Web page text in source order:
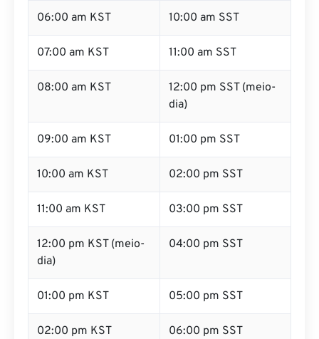
06:00 am KST 10:00 am SST
07:00 am KST 11:00 am SST
08:00 am KST
12:00 pm SST (meio-
dia)
09:00 am KST 01:00 pm SST
10:00 am KST 02:00 pm SST
11:00 am KST 03:00 pm SST
12:00 pm KST (meio-
dia)
04:00 pm SST
01:00 pm KST 05:00 pm SST
02:00 pm KST 06:00 pm SST